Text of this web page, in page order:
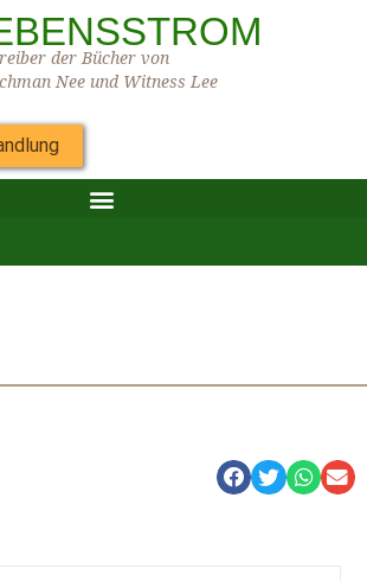
der Bücher von
Nee und Witness Lee